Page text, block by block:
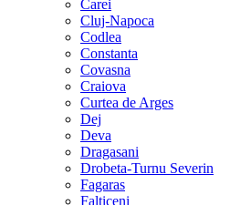
Carei
Cluj-Napoca
Codlea
Constanta
Covasna
Craiova
Curtea de Arges
Dej
Deva
Dragasani
Drobeta-Turnu Severin
Fagaras
Falticeni